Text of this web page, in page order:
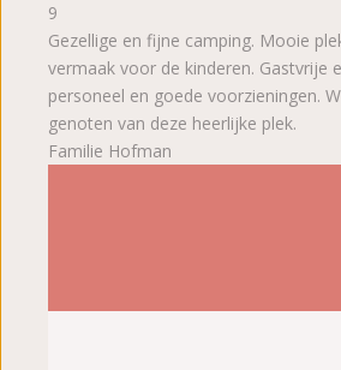
9
Gezellige en fijne camping. Mooie
vermaak voor de kinderen. Gastvrije
personeel en goede voorzieningen.
genoten van deze heerlijke plek.
Familie Hofman